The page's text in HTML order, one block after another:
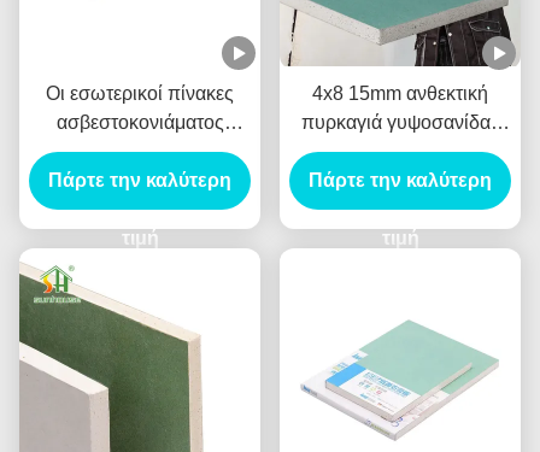
Οι εσωτερικοί πίνακες
ασβεστοκονιάματος
γύψου, στεγανοποιούν τη
12mm εκλεπτυμένη
γυψοσανίδα ακρών
Πάρτε την καλύτερη
τιμή
4x8 15mm ανθεκτική
πυρκαγιά γυψοσανίδας
υγρασίας που εκτιμάται
για τις κουζίνες λουτρών
Πάρτε την καλύτερη
τιμή